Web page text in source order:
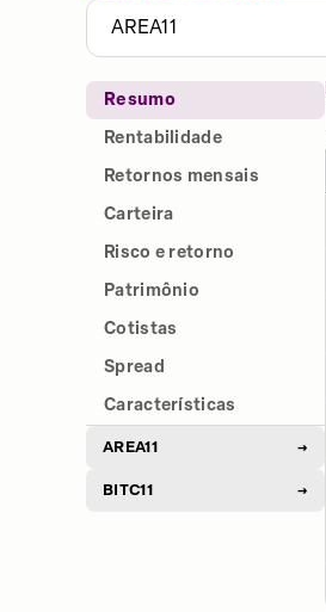
AREA11
Resumo
Rentabilidade
Retornos mensais
Carteira
Risco e retorno
Patrimônio
Cotistas
Spread
Características
AREA11 →
BITC11 →